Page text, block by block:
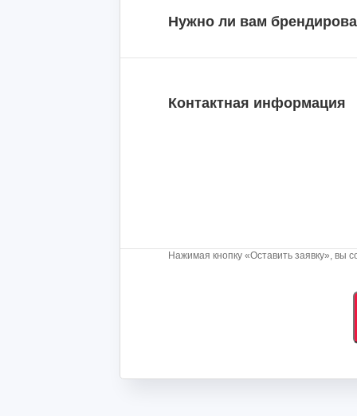
Нужно ли вам
Контактная информация
Нажимая кнопку «Оставить заявку», вы